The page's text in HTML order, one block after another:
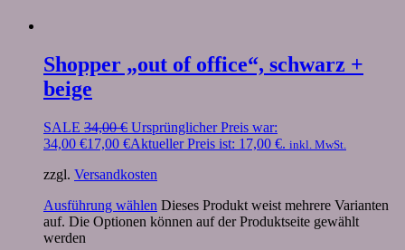
Shopper „out of office“, schwarz +
beige
SALE 34,00€ Ursprünglicher Preis war:
34,00 €17,00 €Aktueller Preis ist: 17,00 €. inkl. MwSt.
zzgl. Versandkosten
Ausführung wählen Dieses Produkt weist mehrere Varianten
auf. Die Optionen können auf der Produktseite gewählt
werden